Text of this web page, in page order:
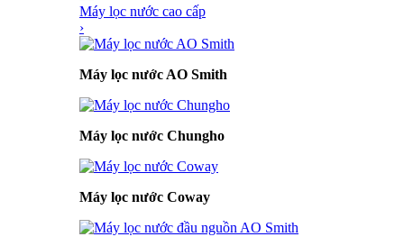
Máy lọc nước cao cấp
›
Máy lọc nước AO Smith
Máy lọc nước Chungho
Máy lọc nước Coway